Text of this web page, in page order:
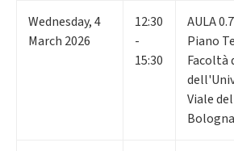
Wednesday,4
March 2026
12:30
-
15:30
AULA 0.7
Piano
Facoltà
Viale
Bologna